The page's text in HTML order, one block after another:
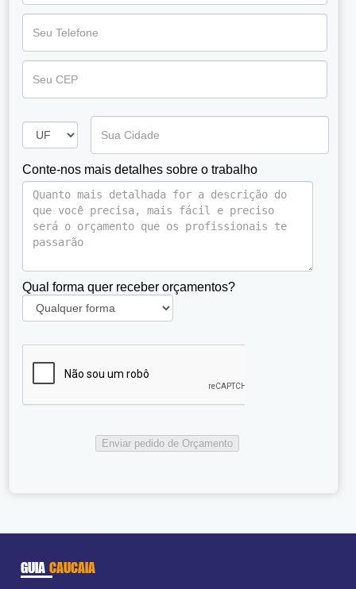
Conte-nos mais detalhes sobre o trabalho
Qual forma quer receber orçamentos?
GUIA CAUCAIA